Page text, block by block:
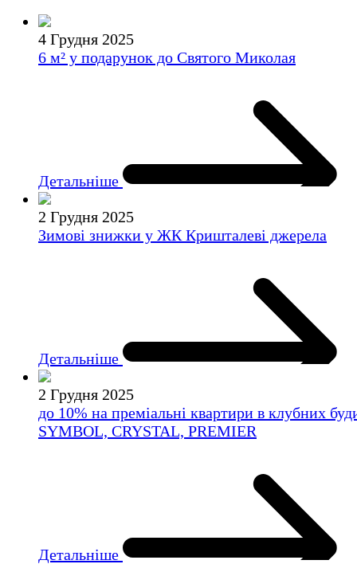
4 Грудня 2025
6 м² у подарунок до Святого Миколая
Детальніше
2 Грудня 2025
Зимові знижки у ЖК Кришталеві джерела
Детальніше
2 Грудня 2025
до 10% на преміальні квартири в клубних
SYMBOL, CRYSTAL, PREMIER
Детальніше